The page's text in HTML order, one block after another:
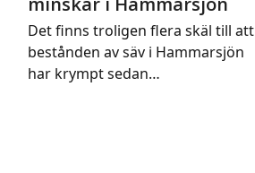
Det finns troligen flera skäl till att
bestånden av säv i Hammarsjön
har krympt sedan…